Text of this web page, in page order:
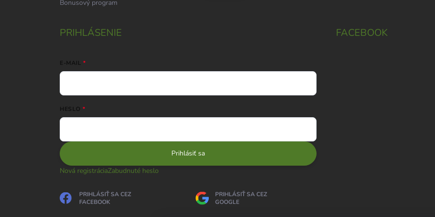
Bonusový program
PRIHLÁSENIE
E-MAIL
HESLO
Prihlásiť sa
Nová registráciaZabudnuté heslo
PRIHLÁSIŤ SA CEZ
FACEBOOK
PRIHLÁSIŤ SA CEZ
GOOGLE
FACEBOOK